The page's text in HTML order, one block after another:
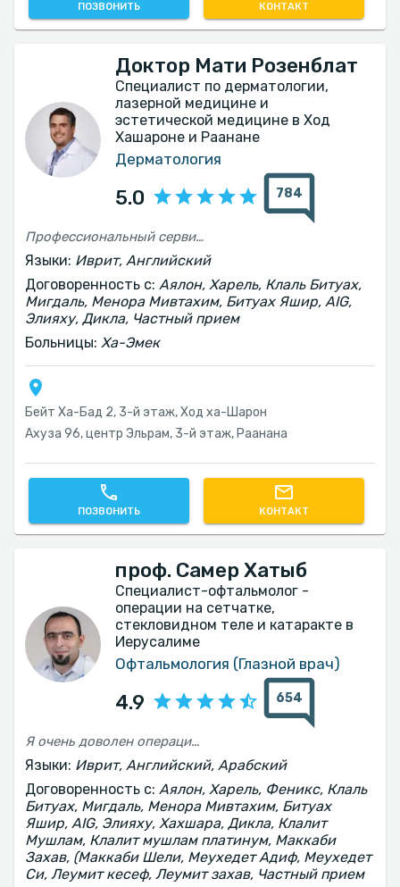
ПОЗВОНИТЬ КОНТАКТ
Доктор Мати Розенблат
Специалист по дерматологии,
лазерной медицине и
эстетической медицине в Ход
Хашароне и Раанане
Дерматология
5.0 784
Профессиональный сервис с улыбкой и хорошей атмосферой
Языки: Иврит, Английский
Договоренность с: Аялон, Харель, Клаль Битуах,
Мигдаль, Менора Мивтахим, Битуах Яшир, AIG,
Элияху, Дикла, Частный прием
Больницы: Ха-Эмек
Бейт Ха-Бад 2, 3-й этаж, Ход ха-Шарон
Ахуза 96, центр Эльрам, 3-й этаж, Раанана
ПОЗВОНИТЬ КОНТАКТ
проф. Самер Хатыб
Специалист-офтальмолог -
операции на сетчатке,
стекловидном теле и катаракте в
Иерусалиме
Офтальмология (Глазной врач)
4.9 654
Я очень доволен операцией профессора Самера Хатиба
Языки: Иврит, Английский, Арабский
Договоренность с: Аялон, Харель, Феникс, Клаль
Битуах, Мигдаль, Менора Мивтахим, Битуах
Яшир, AIG, Элияху, Хахшара, Дикла, Клалит
Мушлам, Клалит мушлам платинум, Маккаби
Захав, (Маккаби Шели, Меухедет Адиф, Меухедет
Си, Леумит кесеф, Леумит захав, Частный прием